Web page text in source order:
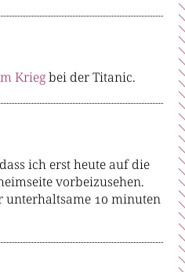
Kriegbei der Titanic.
ich erst heute auf die
vorbeizusehen.
unterhaltsame 10 minuten